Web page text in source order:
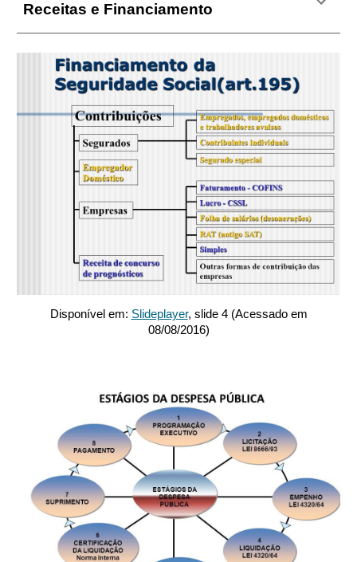
Receitas e Financiamento
Disponível em: Slideplayer, slide 4 (Acessado em
08/08/2016)